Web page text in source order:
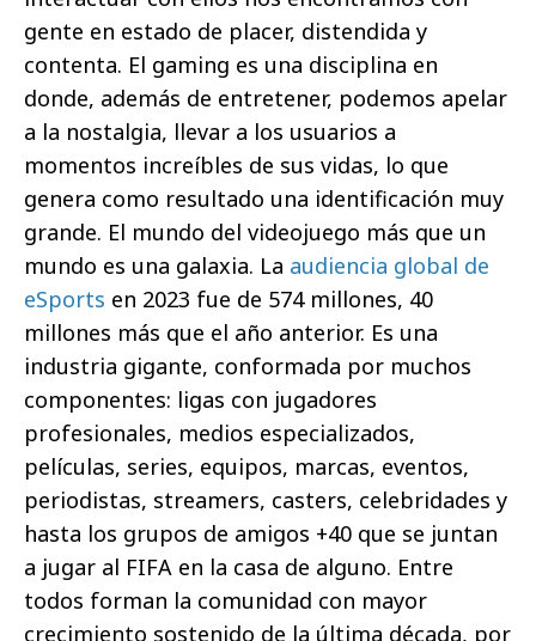
gente en estado de placer, distendida y
contenta. El gaming es una disciplina en
donde, además de entretener, podemos apelar
a la nostalgia, llevar a los usuarios a
momentos increíbles de sus vidas, lo que
genera como resultado una identificación muy
grande. El mundo del videojuego más que un
mundo es una galaxia. La audiencia global de
eSports en 2023 fue de 574 millones, 40
millones más que el año anterior. Es una
industria gigante, conformada por muchos
componentes: ligas con jugadores
profesionales, medios especializados,
películas, series, equipos, marcas, eventos,
periodistas, streamers, casters, celebridades y
hasta los grupos de amigos +40 que se juntan
a jugar al FIFA en la casa de alguno. Entre
todos forman la comunidad con mayor
crecimiento sostenido de la última década, por